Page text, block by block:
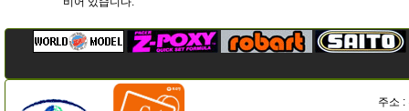
주소